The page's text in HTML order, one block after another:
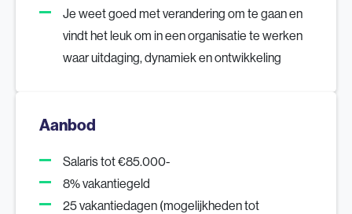
Je weet goed met verandering om te gaan en
vindt het leuk om in een organisatie te werken
waar uitdaging, dynamiek en ontwikkeling
Aanbod
Salaris tot €85.000-
8% vakantiegeld
25 vakantiedagen (mogelijkheden tot